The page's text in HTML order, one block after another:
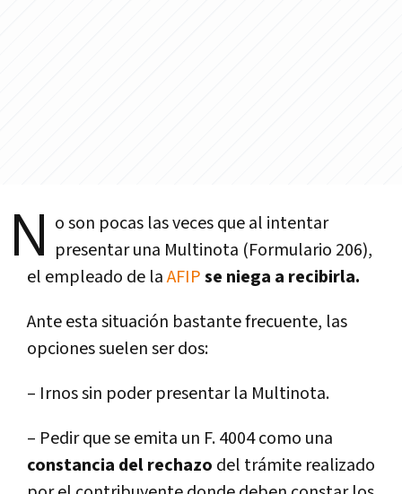
N o son pocas las veces que al intentar
presentar una Multinota (Formulario 206),
el empleado de laAFIPse niega a recibirla.
Ante esta situación bastante frecuente, las
opciones suelen ser dos:
– Irnos sin poder presentar la Multinota.
– Pedir que se emita un F. 4004 como una
constancia del rechazo del trámite realizado